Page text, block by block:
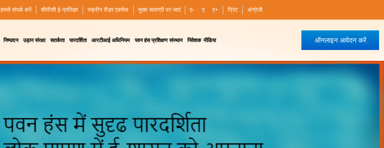
हमसे संपर्क करें सीवीसी ई-प्रतिज्ञा स्क्रीन रीडर एक्सेस मुख्य सामग्री पर जाएं ए- ए ए+ प्रिंट अंग्रेजी
ऑनलाइन आवेदन करें
निष्पादन उड़ान संरक्षा सतर्कता पारदर्शिता आरटीआई अधिनियम पवन हंस प्रशिक्षण संस्थान निवेशक मीडिया